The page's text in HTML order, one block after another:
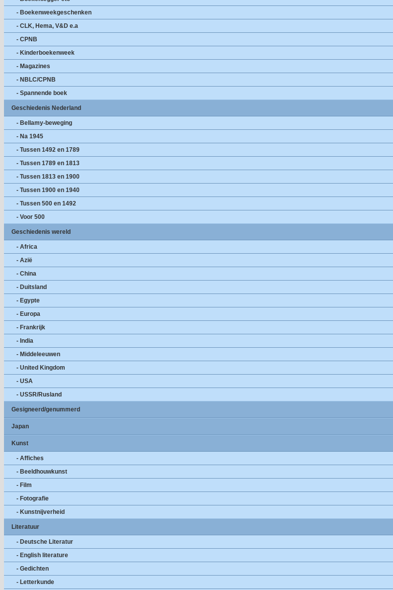
- Boekenweekgeschenken
- CLK, Hema, V&D e.a
- CPNB
- Kinderboekenweek
- Magazines
- NBLC/CPNB
- Spannende boek
Geschiedenis Nederland
- Bellamy-beweging
- Na 1945
- Tussen 1492 en 1789
- Tussen 1789 en 1813
- Tussen 1813 en 1900
- Tussen 1900 en 1940
- Tussen 500 en 1492
- Voor 500
Geschiedenis wereld
- Africa
- Azië
- China
- Duitsland
- Egypte
- Europa
- Frankrijk
- India
- Middeleeuwen
- United Kingdom
- USA
- USSR/Rusland
Gesigneerd/genummerd
Japan
Kunst
- Affiches
- Beeldhouwkunst
- Film
- Fotografie
- Kunstnijverheid
Literatuur
- Deutsche Literatur
- English literature
- Gedichten
- Letterkunde